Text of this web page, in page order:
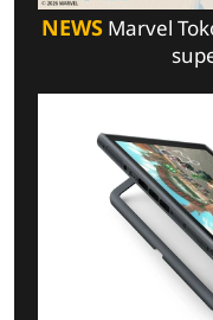
NEWS Marvel